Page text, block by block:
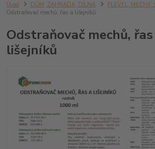
Úvod DŮM, ZAHRADA, DÍLNA
PLEVEL, MECHY,
Odstraňovač mechů, řas a lišejníků
Odstraňovač mechů,
lišejníků